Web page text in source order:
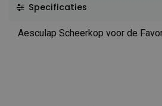
Specificaties
Aesculap Scheerkop voor de